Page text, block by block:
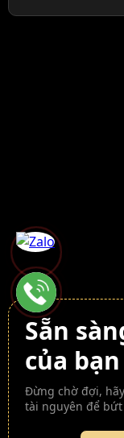
Sẵn
của bạn
Đừng chờ đợi,
tài nguyên để